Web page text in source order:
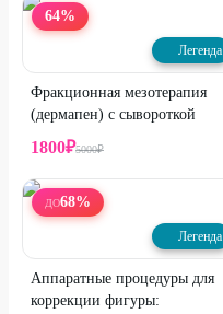
64%
Легенда
Фракционная мезотерапия
(дермапен) с сывороткой
1800₽5000₽
ДО68%
Легенда
Аппаратные процедуры для
коррекции фигуры: